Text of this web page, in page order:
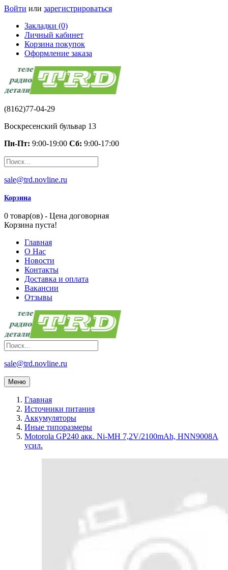
Войти или зарегистрироваться
Закладки (0)
Личный кабинет
Корзина покупок
Оформление заказа
(8162)77-04-29
Воскресенский бульвар 13
Пн-Пт: 9:00-19:00 Сб: 9:00-17:00
sale@trd.novline.ru
Корзина
0 товар(ов) - Цена договорная
Корзина пуста!
Главная
О Нас
Новости
Контакты
Доставка и оплата
Вакансии
Отзывы
sale@trd.novline.ru
Меню
Главная
Источники питания
Аккумуляторы
Иные типоразмеры
Motorola GP240 акк. Ni-MH 7,2V/2100mAh, HNN9008A
усил.